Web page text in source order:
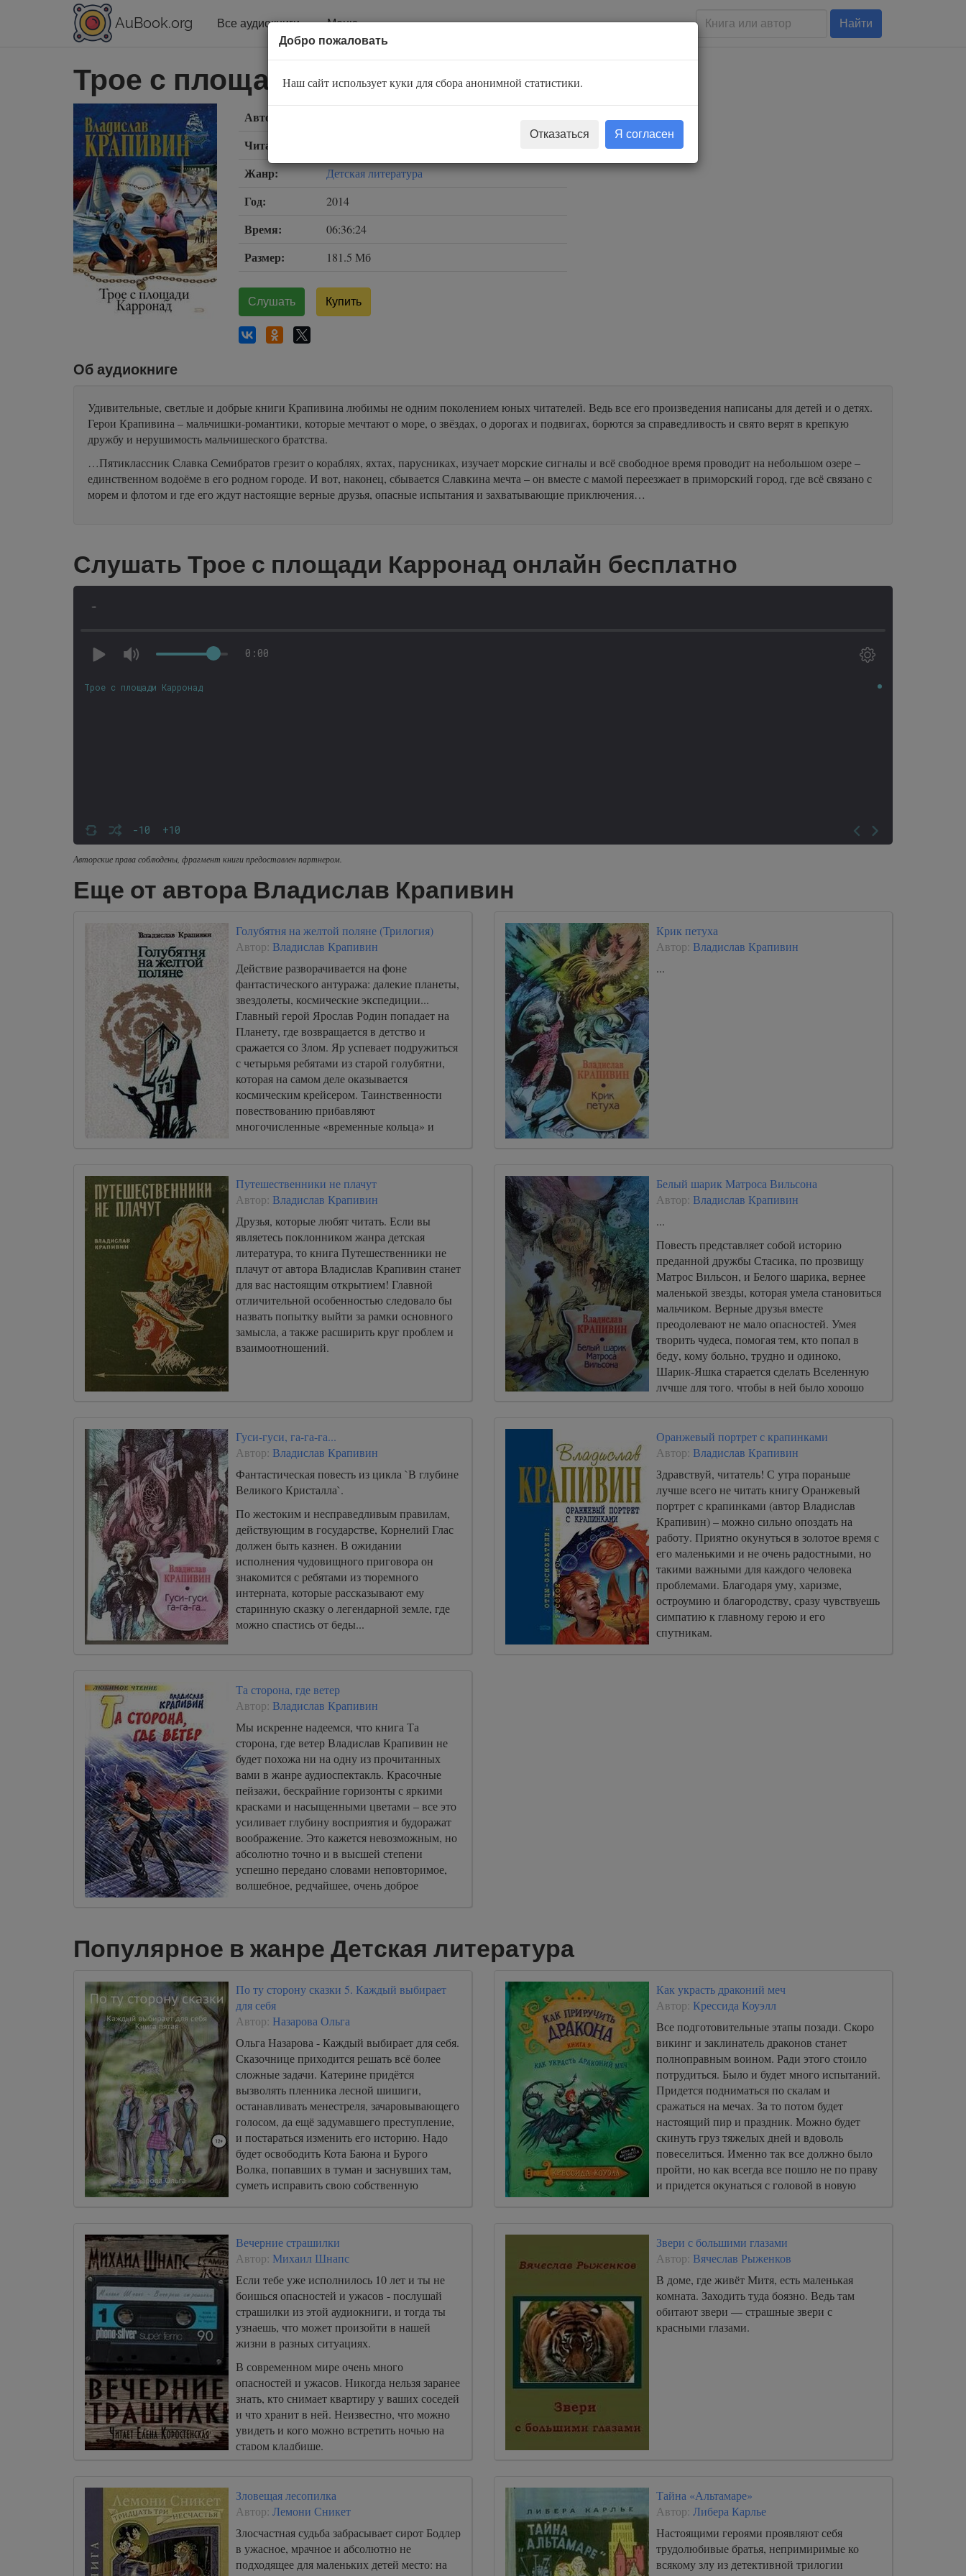
AuBook.org Все аудиокниги Меню Найти
Трое с площади Карронад
Автор:
Читает:
Жанр: Детская литература
Год: 2014
Время: 06:36:24
Размер: 181.5 Мб
Слушать Купить
Об аудиокниге
Удивительные, светлые и добрые книги Крапивина любимы не одним поколением юных читателей. Ведь все его произведения написаны для детей и о детях.
Герои Крапивина – мальчишки-романтики, которые мечтают о море, о звёздах, о дорогах и подвигах, борются за справедливость и свято верят в крепкую
дружбу и нерушимость мальчишеского братства.
…Пятиклассник Славка Семибратов грезит о кораблях, яхтах, парусниках, изучает морские сигналы и всё свободное время проводит на небольшом озере –
единственном водоёме в его родном городе. И вот, наконец, сбывается Славкина мечта – он вместе с мамой переезжает в приморский город, где всё связано с
морем и флотом и где его ждут настоящие верные друзья, опасные испытания и захватывающие приключения…
Слушать Трое с площади Карронад онлайн бесплатно
-
0:00
-10 +10
Трое с площади Карронад
Авторские права соблюдены, фрагмент книги предоставлен партнером.
Еще от автора Владислав Крапивин
Голубятня на желтой поляне (Трилогия)
Автор: Владислав Крапивин
Действие разворачивается на фоне
фантастического антуража: далекие планеты,
звездолеты, космические экспедиции...
Главный герой Ярослав Родин попадает на
Планету, где возвращается в детство и
сражается со Злом. Яр успевает подружиться
с четырьмя ребятами из старой голубятни,
которая на самом деле оказывается
космическим крейсером. Таинственности
повествованию прибавляют
многочисленные «временные кольца» и
Крик петуха
Автор: Владислав Крапивин
...
Путешественники не плачут
Автор: Владислав Крапивин
Друзья, которые любят читать. Если вы
являетесь поклонником жанра детская
литература, то книга Путешественники не
плачут от автора Владислав Крапивин станет
для вас настоящим открытием! Главной
отличительной особенностью следовало бы
назвать попытку выйти за рамки основного
замысла, а также расширить круг проблем и
взаимоотношений.
Белый шарик Матроса Вильсона
Автор: Владислав Крапивин
...
Повесть представляет собой историю
преданной дружбы Стасика, по прозвищу
Матрос Вильсон, и Белого шарика, вернее
маленькой звезды, которая умела становиться
мальчиком. Верные друзья вместе
преодолевают не мало опасностей. Умея
творить чудеса, помогая тем, кто попал в
беду, кому больно, трудно и одиноко,
Шарик-Яшка старается сделать Вселенную
лучше для того, чтобы в ней было хорошо
Гуси-гуси, га-га-га...
Автор: Владислав Крапивин
Фантастическая повесть из цикла `В глубине
Великого Кристалла`.
По жестоким и несправедливым правилам,
действующим в государстве, Корнелий Глас
должен быть казнен. В ожидании
исполнения чудовищного приговора он
знакомится с ребятами из тюремного
интерната, которые рассказывают ему
старинную сказку о легендарной земле, где
можно спастись от беды...
Оранжевый портрет с крапинками
Автор: Владислав Крапивин
Здравствуй, читатель! С утра пораньше
лучше всего не читать книгу Оранжевый
портрет с крапинками (автор Владислав
Крапивин) – можно сильно опоздать на
работу. Приятно окунуться в золотое время с
его маленькими и не очень радостными, но
такими важными для каждого человека
проблемами. Благодаря уму, харизме,
остроумию и благородству, сразу чувствуешь
симпатию к главному герою и его
спутникам.
Та сторона, где ветер
Автор: Владислав Крапивин
Мы искренне надеемся, что книга Та
сторона, где ветер Владислав Крапивин не
будет похожа ни на одну из прочитанных
вами в жанре аудиоспектакль. Красочные
пейзажи, бескрайние горизонты с яркими
красками и насыщенными цветами – все это
усиливает глубину восприятия и будоражат
воображение. Это кажется невозможным, но
абсолютно точно и в высшей степени
успешно передано словами неповторимое,
волшебное, редчайшее, очень доброе
Популярное в жанре Детская литература
По ту сторону сказки 5. Каждый выбирает
для себя
Автор: Назарова Ольга
Ольга Назарова - Каждый выбирает для себя.
Сказочнице приходится решать всё более
сложные задачи. Катерине придётся
вызволять пленника лесной шишиги,
останавливать менестреля, зачаровывающего
голосом, да ещё задумавшего преступление,
и постараться изменить его историю. Надо
будет освободить Кота Баюна и Бурого
Волка, попавших в туман и заснувших там,
суметь исправить свою собственную
Как украсть драконий меч
Автор: Крессида Коуэлл
Все подготовительные этапы позади. Скоро
викинг и заклинатель драконов станет
полноправным воином. Ради этого стоило
потрудиться. Было и будет много испытаний.
Придется подниматься по скалам и
сражаться на мечах. За то потом будет
настоящий пир и праздник. Можно будет
скинуть груз тяжелых дней и вдоволь
повеселиться. Именно так все должно было
пройти, но как всегда все пошло не по праву
и придется окунаться с головой в новую
Вечерние страшилки
Автор: Михаил Шнапс
Если тебе уже исполнилось 10 лет и ты не
боишься опасностей и ужасов - послушай
страшилки из этой аудиокниги, и тогда ты
узнаешь, что может произойти в нашей
жизни в разных ситуациях.
В современном мире очень много
опасностей и ужасов. Никогда нельзя заранее
знать, кто снимает квартиру у ваших соседей
и что хранит в ней. Неизвестно, что можно
увидеть и кого можно встретить ночью на
старом кладбище.
Звери с большими глазами
Автор: Вячеслав Рыженков
В доме, где живёт Митя, есть маленькая
комната. Заходить туда боязно. Ведь там
обитают звери — страшные звери с
красными глазами.
Зловещая лесопилка
Автор: Лемони Сникет
Злосчастная судьба забрасывает сирот Бодлер
в ужасное, мрачное и абсолютно не
подходящее для маленьких детей место: на
Тайна «Альтамаре»
Автор: Либера Карлье
Настоящими героями проявляют себя
трудолюбивые братья, непримиримые ко
всякому злу из детективной трилогии
Добро пожаловать
Наш сайт использует куки для сбора анонимной статистики.
Отказаться Я согласен